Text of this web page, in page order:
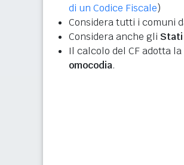
di un Codice Fiscale)
Considera tutti i comuni
Considera anche gli
Il calcolo del CF adotta
omocodia.